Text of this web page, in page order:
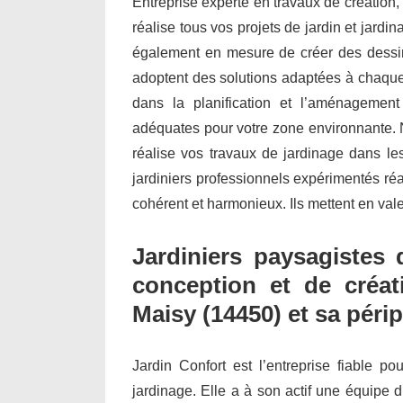
réalise tous vos projets de jardin et
également en mesure de créer des
adoptent des solutions adaptées à
dans la planification et
adéquates pour votre zone environnante.
réalise vos travaux de jardinage dans
jardiniers professionnels expérimentés
cohérent et harmonieux. Ils mettent en
Jardiniers
conception et de
Maisy (14450) et sa
Jardin Confort est l’entreprise fiable
jardinage. Elle a à son actif une équipe